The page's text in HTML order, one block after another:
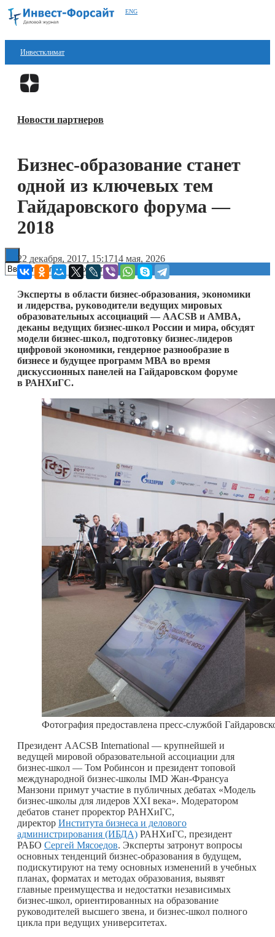
ENG
Инвестклимат
Финансы
Блокчейн
ESG
Книги
Новости партнеров
Бизнес-образование станет
одной из ключевых тем
Гайдаровского форума —
2018
22 декабря, 2017, 15:1714 мая, 2026
Эксперты в области бизнес-образования, экономики
и лидерства, руководители ведущих мировых
образовательных ассоциаций — AACSB и AMBA,
деканы ведущих бизнес-школ России и мира, обсудят
модели бизнес-школ, подготовку бизнес-лидеров
цифровой экономики, гендерное разнообразие в
бизнесе и будущее программ МВА во время
дискуссионных панелей на Гайдаровском форуме
в РАНХиГС.
Фотография предоставлена пресс-службой
Президент AACSB International — крупнейшей и
ведущей мировой образовательной ассоциации для
бизнес-школ — Том Робинсон и президент топовой
международной бизнес-школы IMD Жан-Франсуа
Манзони примут участие в публичных дебатах «Модель
бизнес-школы для лидеров XXI века». Модератором
дебатов станет проректор РАНХиГС,
директор Института бизнеса и делового
администрирования (ИБДА) РАНХиГС, президент
РАБО Сергей Мясоедов. Эксперты затронут вопросы
основных тенденций бизнес-образования в будущем,
подискутируют на тему основных изменений в учебных
планах, форматах и методах образования, выявят
главные преимущества и недостатки независимых
бизнес-школ, ориентированных на образование
руководителей высшего звена, и бизнес-школ полного
цикла при ведущих университетах.